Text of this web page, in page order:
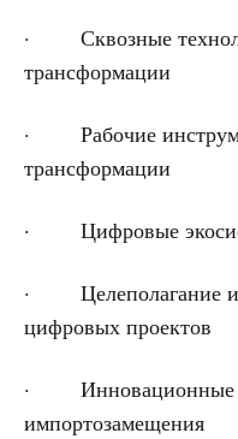
· Сквозные
трансформации
· Рабочие
трансформации
· Цифровые
· Целеполагание и
цифровых проектов
· Инновационные
импортозамещения